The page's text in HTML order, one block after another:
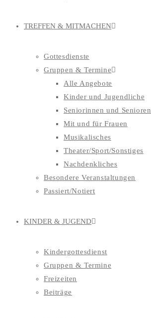
TREFFEN & MITMACHEN
Gottesdienste
Gruppen & Termine
Alle Angebote
Kinder und Jugendliche
Seniorinnen und Senioren
Mit und für Frauen
Musikalisches
Theater/Sport/Sonstiges
Nachdenkliches
Besondere Veranstaltungen
Passiert/Notiert
KINDER & JUGEND
Kindergottesdienst
Gruppen & Termine
Freizeiten
Beiträge